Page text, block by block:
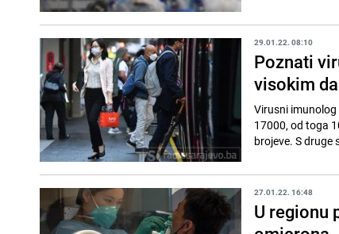
29.01.22. 08:10
Poznati
visokim
Virusni
17000, od toga
brojeve. S druge
27.01.22. 16:48
U regionu